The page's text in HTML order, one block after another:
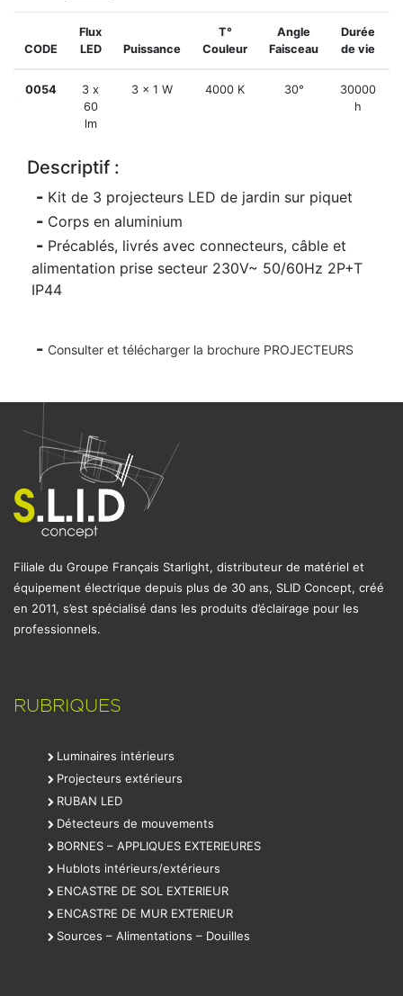
CODE
Flux
LED
Puissance
T°
Couleur
Angle
Faisceau
Durée
de vie
0054
3 x
60
lm
3 x 1 W 4000 K 30°
30000
h
Descriptif :
Kit de 3 projecteurs LED de jardin sur piquet
Corps en aluminium
Précablés, livrés avec connecteurs, câble et
alimentation prise secteur 230V~ 50/60Hz 2P+T
IP44
Consulter et télécharger la brochure PROJECTEURS
Filiale du Groupe Français Starlight, distributeur de matériel et
équipement électrique depuis plus de 30 ans, SLID Concept, créé
en 2011, s’est spécialisé dans les produits d’éclairage pour les
professionnels.
RUBRIQUES
Luminaires intérieurs
Projecteurs extérieurs
RUBAN LED
Détecteurs de mouvements
BORNES – APPLIQUES EXTERIEURES
Hublots intérieurs/extérieurs
ENCASTRE DE SOL EXTERIEUR
ENCASTRE DE MUR EXTERIEUR
Sources – Alimentations – Douilles